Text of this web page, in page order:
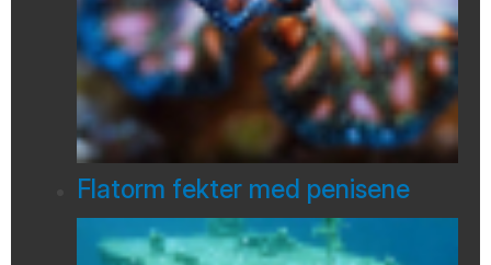
Flatorm fekter med penisene